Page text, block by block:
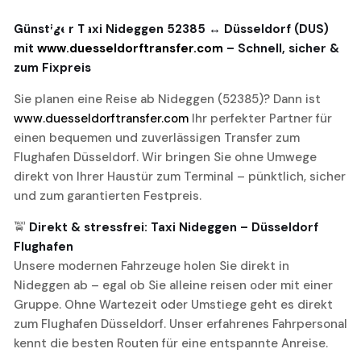
20
November, 2025
Günstiger Taxi Nideggen 52385 ↔ Düsseldorf (DUS)
mit www.duesseldorftransfer.com – Schnell, sicher &
zum Fixpreis
Sie planen eine Reise ab Nideggen (52385)? Dann ist
www.duesseldorftransfer.com Ihr perfekter Partner für
einen bequemen und zuverlässigen Transfer zum
Flughafen Düsseldorf. Wir bringen Sie ohne Umwege
direkt von Ihrer Haustür zum Terminal – pünktlich, sicher
und zum garantierten Festpreis.
🚖 Direkt & stressfrei: Taxi Nideggen – Düsseldorf
Flughafen
Unsere modernen Fahrzeuge holen Sie direkt in
Nideggen ab – egal ob Sie alleine reisen oder mit einer
Gruppe. Ohne Wartezeit oder Umstiege geht es direkt
zum Flughafen Düsseldorf. Unser erfahrenes Fahrpersonal
kennt die besten Routen für eine entspannte Anreise.